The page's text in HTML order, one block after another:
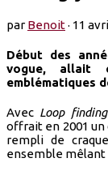
parBenoit· 11
Début des
vogue, allait
emblématiques
Avec Loop
offrait en 2001 un
rempli de
ensemble mêlant